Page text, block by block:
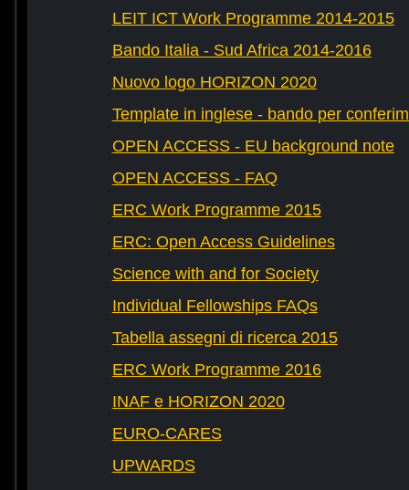
LEIT ICT Work Programme 2014-2015
Bando Italia - Sud Africa 2014-2016
Nuovo logo HORIZON 2020
Template in inglese - bando per
OPEN ACCESS - EU background note
OPEN ACCESS - FAQ
ERC Work Programme 2015
ERC: Open Access Guidelines
Science with and for Society
Individual Fellowships FAQs
Tabella assegni di ricerca 2015
ERC Work Programme 2016
INAF e HORIZON 2020
EURO-CARES
UPWARDS